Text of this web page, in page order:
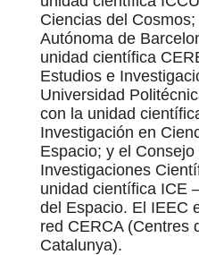
Ciencias del
Autónoma de
unidad científica
Estudios e
Universidad
con la unidad
Investigación en
Espacio; y el
Investigaciones
unidad científica ICE
del Espacio. El IEEC
red CERCA (Centres
Catalunya).